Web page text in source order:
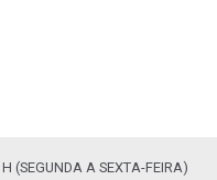
(SEGUNDA A SEXTA-FEIRA)